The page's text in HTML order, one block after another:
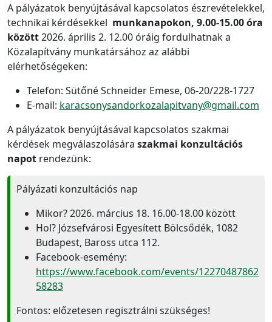
A pályázatok benyújtásával kapcsolatos észrevételekkel,
technikai kérdésekkel munkanapokon, 9.00-15.00 óra
között2026. április 2. 12.00 óráig fordulhatnak a
Közalapítvány munkatársához az alábbi
elérhetőségeken:
Telefon: Sütőné Schneider Emese, 06-20/228-1727
E-mail: karacsonysandorkozalapitvany@gmail.com
A pályázatok benyújtásával kapcsolatos szakmai
kérdések megválaszolására szakmai konzultációs
napot rendezünk:
Pályázati konzultációs nap
Mikor? 2026. március 18. 16.00-18.00 között
Hol? Józsefvárosi Egyesített Bölcsődék, 1082
Budapest, Baross utca 112.
Facebook-esemény:
https://www.facebook.com/events/12270487862
58283
Fontos: előzetesen regisztrálni szükséges!